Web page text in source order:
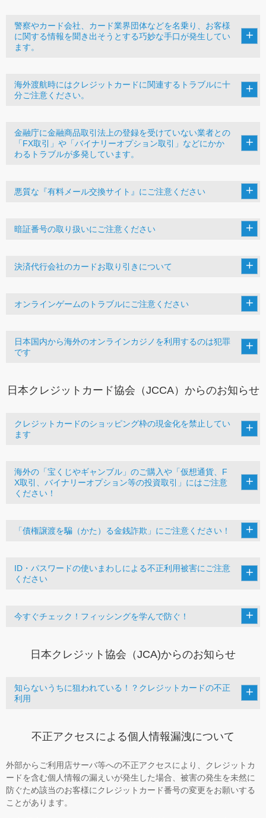
警察やカード会社、カード業界団体などを名乗り、お客様
に関する情報を聞き出そうとする巧妙な手口が発生してい
ます。
海外渡航時にはクレジットカードに関連するトラブルに十
分ご注意ください。
金融庁に金融商品取引法上の登録を受けていない業者との
「FX取引」や「バイナリーオプション取引」などにかか
わるトラブルが多発しています。
悪質な『有料メール交換サイト』にご注意ください
暗証番号の取り扱いにご注意ください
決済代行会社のカードお取り引きについて
オンラインゲームのトラブルにご注意ください
日本国内から海外のオンラインカジノを利用するのは犯罪
です
日本クレジットカード協会（JCCA）からのお知らせ
クレジットカードのショッピング枠の現金化を禁止してい
ます
海外の「宝くじやギャンブル」のご購入や「仮想通貨、F
X取引、バイナリーオプション等の投資取引」にはご注意
ください！
「債権譲渡を騙（かた）る金銭詐欺」にご注意ください！
ID・パスワードの使いまわしによる不正利用被害にご注意
ください
今すぐチェック！フィッシングを学んで防ぐ！
日本クレジット協会（JCA)からのお知らせ
知らないうちに狙われている！？クレジットカードの不正
利用
不正アクセスによる個人情報漏洩について
外部からご利用店サーバ等への不正アクセスにより、クレジットカ
ードを含む個人情報の漏えいが発生した場合、被害の発生を未然に
防ぐため該当のお客様にクレジットカード番号の変更をお願いする
ことがあります。